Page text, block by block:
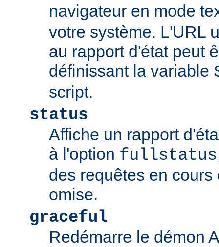
navigateur en mode
votre système. L'URL
au rapport d'état peut
définissant la variable
script.
status
Affiche un rapport
à l'option fullstatus
des requêtes en cours
omise.
graceful
Redémarre le démon